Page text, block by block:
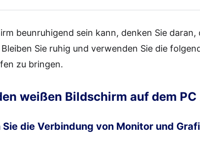
beunruhigend sein kann, denken Sie
Sie ruhig und verwenden Sie die
zu bringen.
weißen Bildschirm auf dem PC
die Verbindung von Monitor und